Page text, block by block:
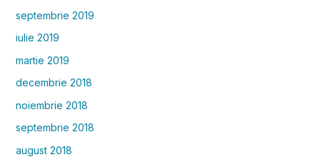
septembrie 2019
iulie 2019
martie 2019
decembrie 2018
noiembrie 2018
septembrie 2018
august 2018